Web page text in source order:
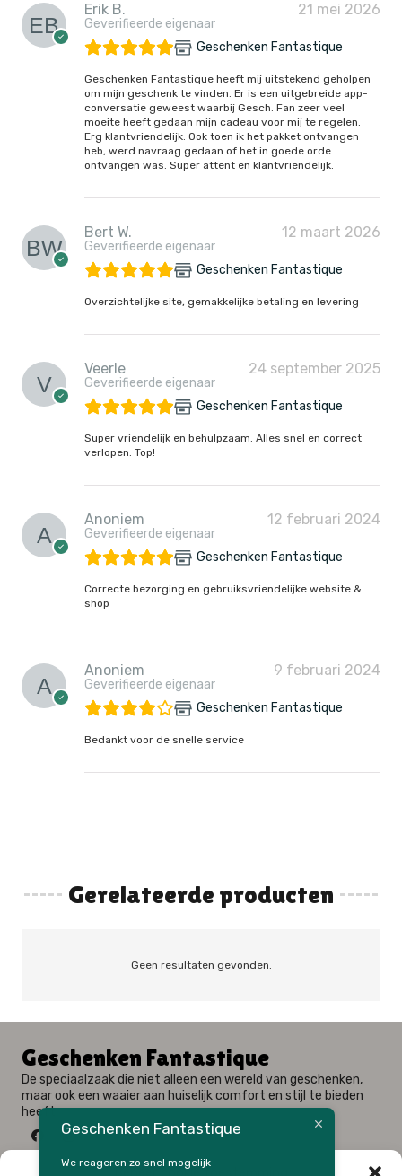
Beheer cookie toestemming
Erik B.
Geverifieerde eigenaar
21 mei 2026
Geschenken Fantastique
Geschenken Fantastique heeft mij uitstekend geholpen
om mijn geschenk te vinden. Er is een uitgebreide app-
conversatie geweest waarbij Gesch. Fan zeer veel
moeite heeft gedaan mijn cadeau voor mij te regelen.
Erg klantvriendelijk. Ook toen ik het pakket ontvangen
heb, werd navraag gedaan of het in goede orde
ontvangen was. Super attent en klantvriendelijk.
Bert W.
Geverifieerde eigenaar
12 maart 2026
Geschenken Fantastique
Overzichtelijke site, gemakkelijke betaling en levering
Veerle
Geverifieerde eigenaar
24 september 2025
Geschenken Fantastique
Super vriendelijk en behulpzaam. Alles snel en correct
verlopen. Top!
Anoniem
Geverifieerde eigenaar
12 februari 2024
Geschenken Fantastique
Correcte bezorging en gebruiksvriendelijke website &
shop
Anoniem
Geverifieerde eigenaar
9 februari 2024
Geschenken Fantastique
Bedankt voor de snelle service
Gerelateerde producten
Geen resultaten gevonden.
Geschenken Fantastique
De speciaalzaak die niet alleen een wereld van geschenken,
maar ook een waaier aan huiselijk comfort en stijl te bieden
heeft.
Geschenken Fantastique
We reageren zo snel mogelijk